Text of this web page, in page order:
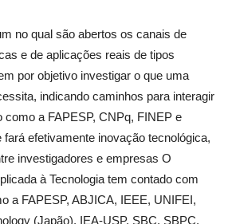
no qual são abertos os canais de
e de aplicações reais de tipos
por objetivo investigar o que uma
indicando caminhos para interagir
como a FAPESP, CNPq, FINEP e
efetivamente inovação tecnológica,
investigadores e empresas O
à Tecnologia tem contado com
a FAPESP, ABJICA, IEEE, UNIFEI,
(Japão), IEA-USP, SBC, SBPC,